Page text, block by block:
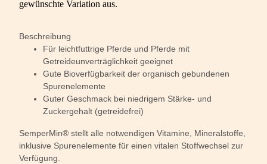
gewünschte Variation aus.
Beschreibung
Für leichtfuttrige Pferde und Pferde mit
Getreideunverträglichkeit geeignet
Gute Bioverfügbarkeit der organisch gebundenen
Spurenelemente
Guter Geschmack bei niedrigem Stärke- und
Zuckergehalt (getreidefrei)
SemperMin® stellt alle notwendigen Vitamine, Mineralstoffe,
inklusive Spurenelemente für einen vitalen Stoffwechsel zur
Verfügung.